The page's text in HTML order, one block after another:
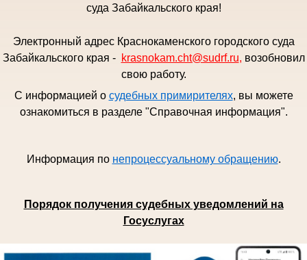
суда Забайкальского края!
Электронный адрес Краснокаменского городского суда
Забайкальского края - krasnokam.cht@sudrf.ru, возобновил
свою работу.
С информацией о судебных примирителях, вы можете
ознакомиться в разделе "Справочная информация".
Информация по непроцессуальному обращению.
Порядок получения судебных уведомлений на
Госуслугах